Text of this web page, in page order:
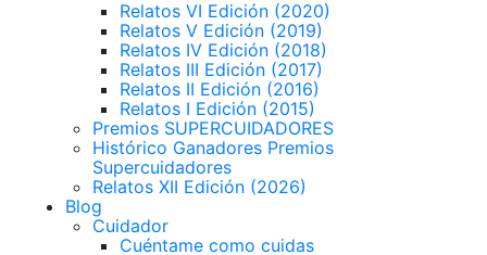
Relatos VI Edición (2020)
Relatos V Edición (2019)
Relatos IV Edición (2018)
Relatos III Edición (2017)
Relatos II Edición (2016)
Relatos I Edición (2015)
Premios SUPERCUIDADORES
Histórico Ganadores Premios
Supercuidadores
Relatos XII Edición (2026)
Blog
Cuidador
Cuéntame como cuidas